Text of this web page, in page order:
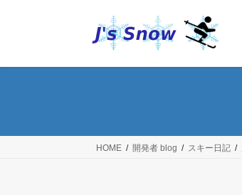
HOME 開発者 blog スキー日記